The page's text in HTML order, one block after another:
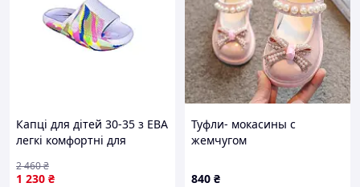
Капці для дітей 30-35 з ЕВА
легкі комфортні для
прогулок
1 230 ₴
2 460₴
Туфли- мокасины с
жемчугом
840 ₴